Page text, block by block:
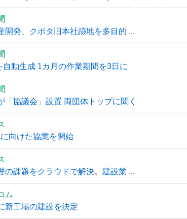
開発、クボタ旧本社跡地を多目的 ...
動生成 1カ月の作業期間を3日に
協議会」設置 両団体トップに聞く
向けた協業を開始
の課題をクラウドで解決。建設業 ...
ム
新工場の建設を決定